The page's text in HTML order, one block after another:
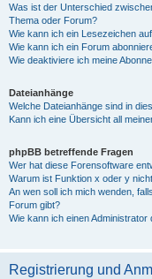
Was ist der Unterschied
Thema oder Forum?
Wie kann ich ein Lesezeichen
Wie kann ich ein Forum
Wie deaktiviere ich meine
Dateianhänge
Welche Dateianhänge sind in
Kann ich eine Übersicht all
phpBB betreffende Fragen
Wer hat diese Forensoftware
Warum ist Funktion x oder y
An wen soll ich mich wenden,
Forum gibt?
Wie kann ich einen
Registrierung und